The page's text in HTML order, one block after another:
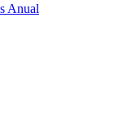
Anual